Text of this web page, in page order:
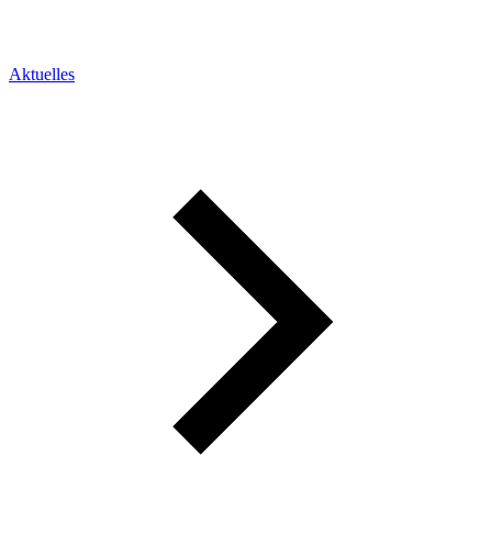
Aktuelles